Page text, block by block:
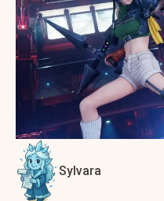
Sylvara